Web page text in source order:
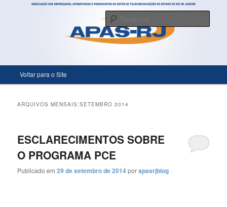
Só mais um site WordPress
Pular para o conteúdo principal
Pular para o conteúdo secundário
Voltar para o Site
ARQUIVOS MENSAIS:SETEMBRO 2014
ESCLARECIMENTOS SOBRE
O PROGRAMA PCE
Publicado em29 de setembro de 2014porapasrjblog